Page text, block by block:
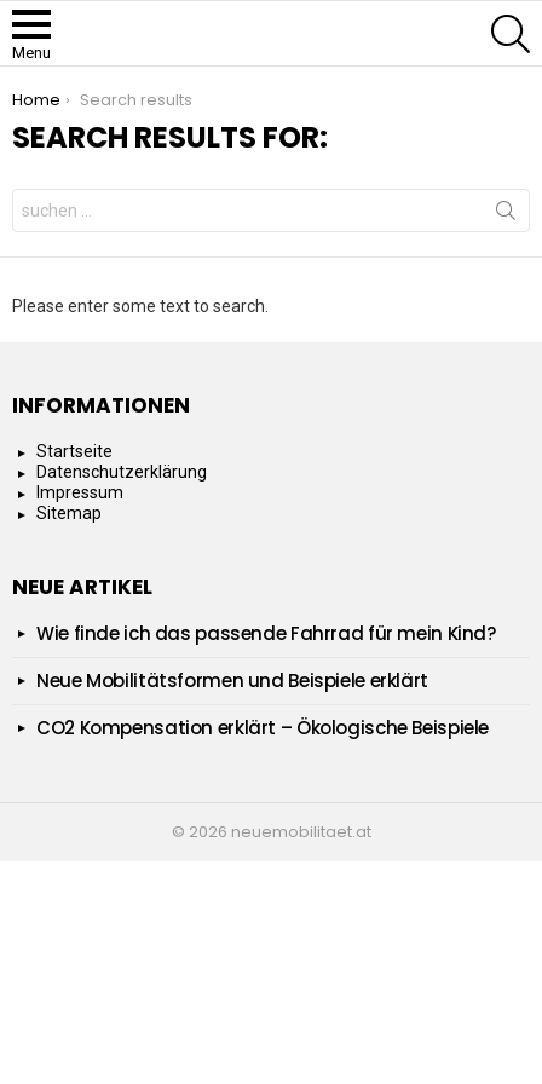
Menu
You are here:
Home Search results
SEARCH RESULTS FOR:
Search
for:
Please enter some text to search.
INFORMATIONEN
Startseite
Datenschutzerklärung
Impressum
Sitemap
NEUE ARTIKEL
Wie finde ich das passende Fahrrad für mein Kind?
Neue Mobilitätsformen und Beispiele erklärt
CO2 Kompensation erklärt – Ökologische Beispiele
© 2026 neuemobilitaet.at